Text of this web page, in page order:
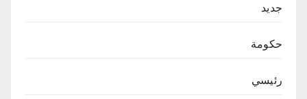
جديد
حكومة
رئيسي